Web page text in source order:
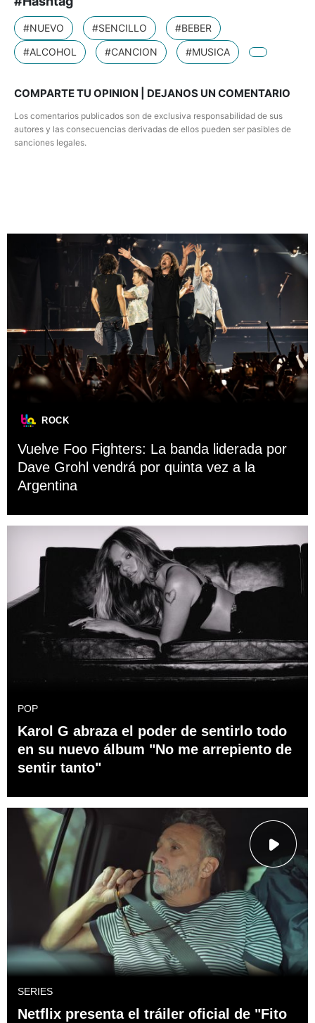
#NUEVO #SENCILLO
#BEBER
#ALCOHOL
#CANCION #MUSICA
COMPARTE TU OPINION | DEJANOS UN COMENTARIO
Los comentarios publicados son de exclusiva responsabilidad de sus
autores y las consecuencias derivadas de ellos pueden ser pasibles de
sanciones legales.
ROCK
Vuelve Foo Fighters: La banda liderada por
Dave Grohl vendrá por quinta vez a la
Argentina
POP
Karol G abraza el poder de sentirlo todo
en su nuevo álbum "No me arrepiento de
sentir tanto"
SERIES
Netflix presenta el tráiler oficial de "Fito